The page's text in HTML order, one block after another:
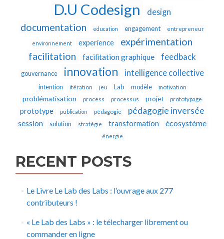
D.U Codesign design
documentation education engagement entrepreneur
environnement experience
expérimentation
facilitation
facilitation graphique feedback
gouvernance innovation intelligence collective
intention itération jeu Lab modèle motivation
problématisation process processus projet prototypage
prototype publication pédagogie pédagogie inversée
session solution stratégie transformation écosystème
énergie
RECENT POSTS
Le Livre Le Lab des Labs : l’ouvrage aux 277
contributeurs !
« Le Lab des Labs » : le télecharger librement ou
commander en ligne